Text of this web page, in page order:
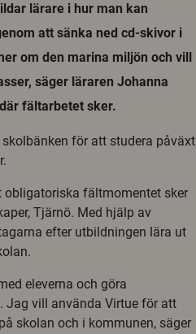
lärare i hur man kan
att sänka ned cd-skivor i
om den marina miljön och vill
säger läraren Johanna
fältarbetet sker.
för att studera påväxt
obligatoriska fältmomentet sker
Tjärnö. Med hjälp av
efter utbildningen lära ut
eleverna och göra
Jag vill använda Virtue för att
skolan och i kommunen, säger